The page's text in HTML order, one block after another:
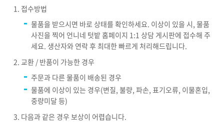
접수방법
물품을 받으시면 바로 상태를 확인하세요. 이상이 있을 시, 물품
사진을 찍어 언니네 텃밭 홈페이지 1:1 상담 게시판에 접수해 주
세요. 생산자와 연락 후 최대한 빠르게 처리해드립니다.
교환 / 반품이 가능한 경우
주문과 다른 물품이 배송된 경우
물품에 이상이 있는 경우(변질, 불량, 파손, 표기오류, 이물혼입,
중량미달 등)
다음과 같은 경우 보상이 어렵습니다.